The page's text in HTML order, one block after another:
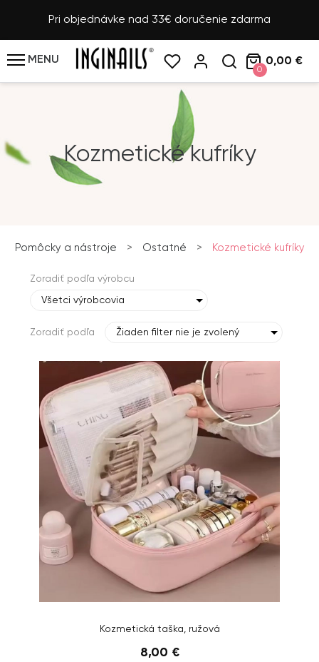
Pri objednávke nad 33€ doručenie zdarma
MENU
0
0,00 €
Kozmetické kufríky
Pomôcky a nástroje > Ostatné > Kozmetické kufríky
Zoradiť podľa výrobcu
Všetci výrobcovia
Zoradiť podľa Žiaden filter nie je zvolený
Kozmetická taška, ružová
8,00 €